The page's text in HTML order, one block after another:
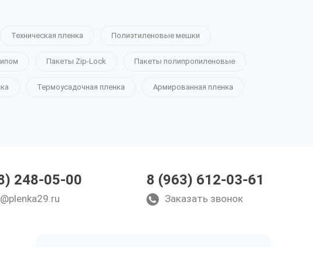
Техническая пленка Полиэтиленовые мешки
Пакеты Zip-Lock Пакеты полипропиленовые
Термоусадочная пленка Армированная пленка
248-05-00 8 (963) 612-03-61
Заказать звонок